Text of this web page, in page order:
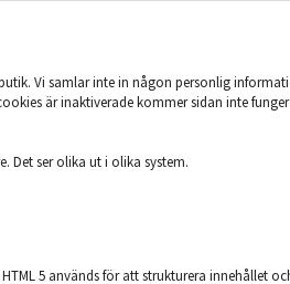
Vi samlar inte in någon personlig
är inaktiverade kommer sidan inte
Det ser olika ut i olika system.
5 används för att strukturera innehållet